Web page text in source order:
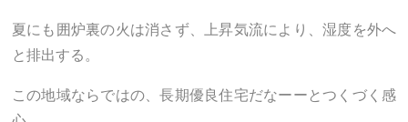
夏にも囲炉裏の火は消さず、上昇気流により、湿度を外へ
と排出する。
この地域ならではの、長期優良住宅だなーーとつくづく感